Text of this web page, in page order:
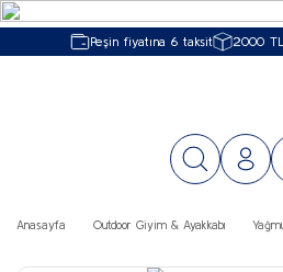
Peşin fiyatına 6 taksit 2000
Anasayfa Outdoor Giyim & Ayakkabı